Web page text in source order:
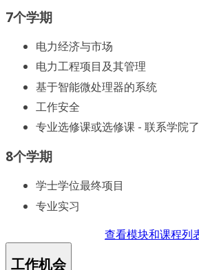
7个学期
电力经济与市场
电力工程项目及其管理
基于智能微处理器的系统
工作安全
专业选修课或选修课 - 联系学院
8个学期
学士学位最终项目
专业实习
查看模块和课程列
工作机会